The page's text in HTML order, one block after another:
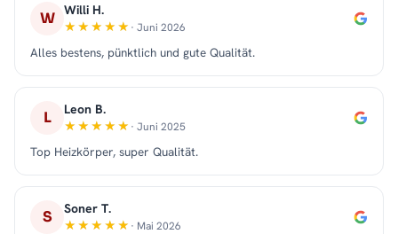
W Willi H.
· Juni 2026
Alles bestens, pünktlich und gute Qualität.
L Leon B.
· Juni 2025
Top Heizkörper, super Qualität.
S Soner T.
· Mai 2026